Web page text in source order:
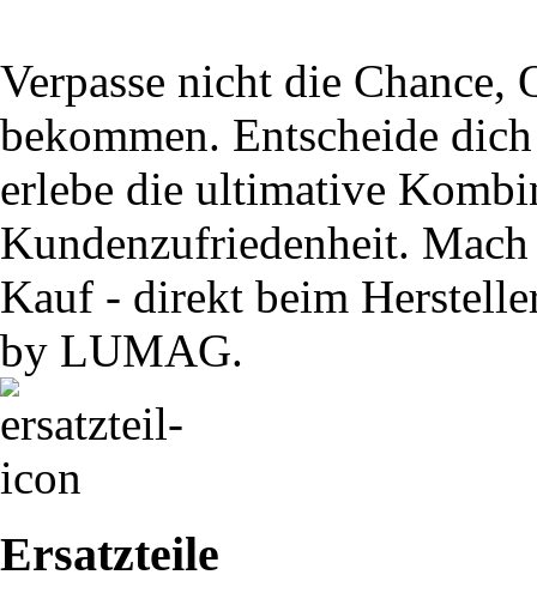
Verpasse nicht die Chance,
bekommen. Entscheide
erlebe die ultimative
Kundenzufriedenheit.
Kauf - direkt beim
by LUMAG.
Ersatzteile